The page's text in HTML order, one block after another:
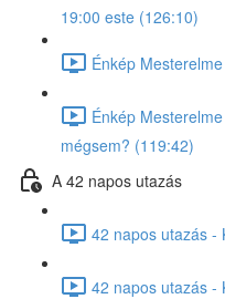
19:00 este (126:10)
Énkép
Énkép
mégsem? (119:42)
A 42 napos utazás
42 napos utazás -
42 napos utazás -